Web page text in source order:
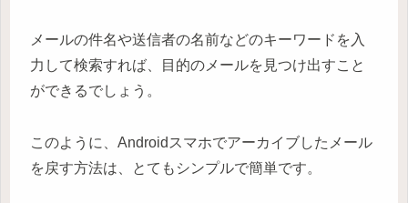
メールの件名や送信者の名前などのキーワードを入
力して検索すれば、目的のメールを見つけ出すこと
ができるでしょう。
このように、Androidスマホでアーカイブしたメール
を戻す方法は、とてもシンプルで簡単です。